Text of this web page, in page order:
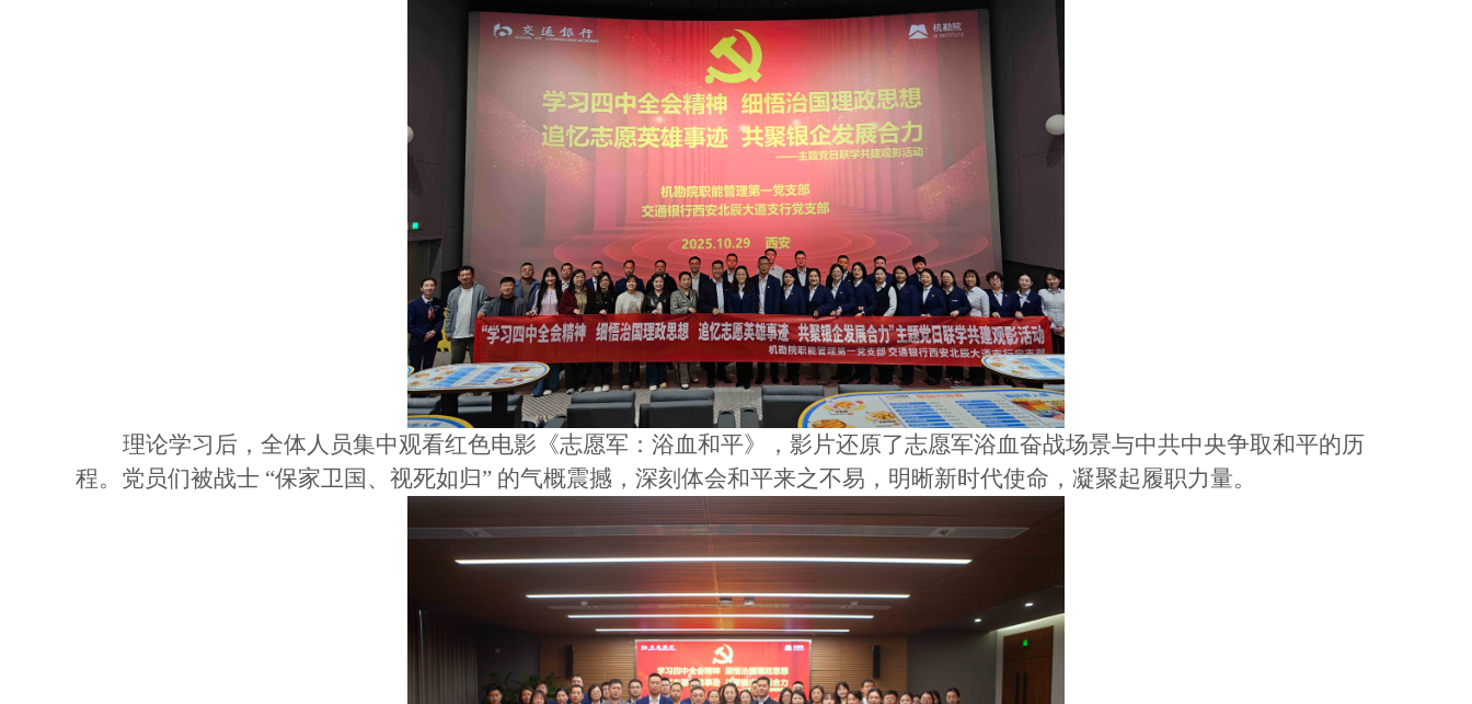
理论学习后，全体人员集中观看红色电影《志愿军：浴血和平》，影片还原了志愿军浴血奋战场景与中共中央争取和平的历
程。党员们被战士 “保家卫国、视死如归” 的气概震撼，深刻体会和平来之不易，明晰新时代使命，凝聚起履职力量。